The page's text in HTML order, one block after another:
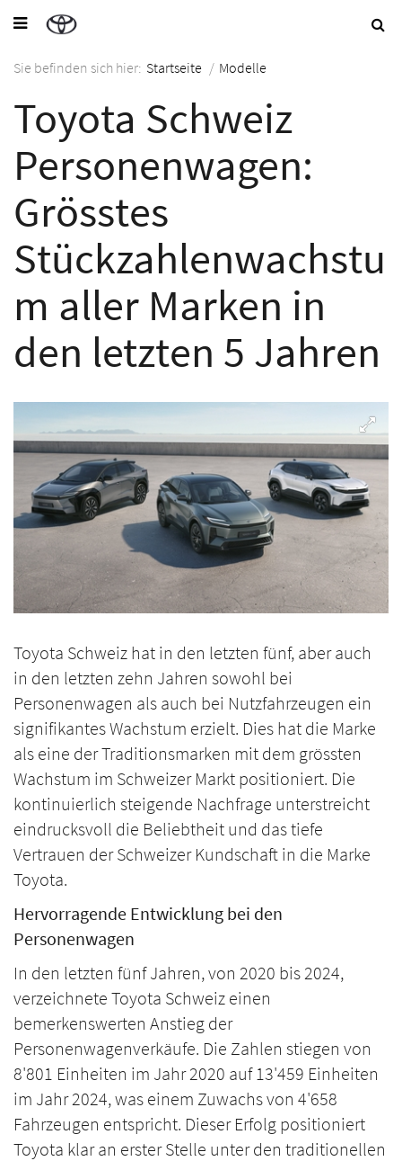
Sie befinden sich hier: Startseite / Modelle
Toyota Schweiz
Personenwagen:
Grösstes
Stückzahlenwachstu
m aller Marken in
den letzten 5 Jahren
Toyota Schweiz hat in den letzten fünf, aber auch
in den letzten zehn Jahren sowohl bei
Personenwagen als auch bei Nutzfahrzeugen ein
signifikantes Wachstum erzielt. Dies hat die Marke
als eine der Traditionsmarken mit dem grössten
Wachstum im Schweizer Markt positioniert. Die
kontinuierlich steigende Nachfrage unterstreicht
eindrucksvoll die Beliebtheit und das tiefe
Vertrauen der Schweizer Kundschaft in die Marke
Toyota.
Hervorragende Entwicklung bei den
Personenwagen
In den letzten fünf Jahren, von 2020 bis 2024,
verzeichnete Toyota Schweiz einen
bemerkenswerten Anstieg der
Personenwagenverkäufe. Die Zahlen stiegen von
8'801 Einheiten im Jahr 2020 auf 13'459 Einheiten
im Jahr 2024, was einem Zuwachs von 4'658
Fahrzeugen entspricht. Dieser Erfolg positioniert
Toyota klar an erster Stelle unter den traditionellen